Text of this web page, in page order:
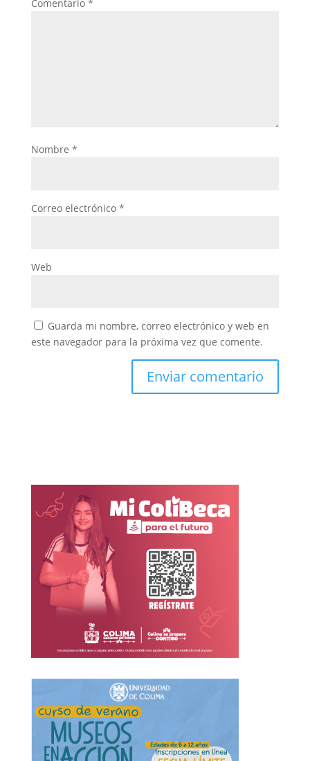
Comentario *
Nombre *
Correo electrónico *
Web
Guarda mi nombre, correo electrónico y web en
este navegador para la próxima vez que comente.